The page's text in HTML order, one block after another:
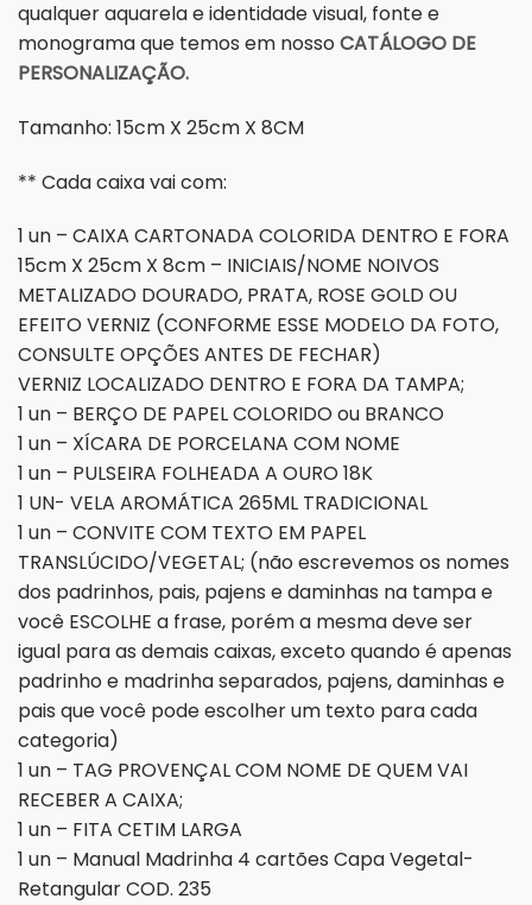
qualquer aquarela e identidade visual, fonte e
monograma que temos em nossoCATÁLOGO DE
PERSONALIZAÇÃO.
Tamanho: 15cm X 25cm X 8CM
** Cada caixa vai com:
1 un – CAIXA CARTONADA COLORIDA DENTRO E FORA
15cm X 25cm X 8cm – INICIAIS/NOME NOIVOS
METALIZADO DOURADO, PRATA, ROSE GOLD OU
EFEITO VERNIZ (CONFORME ESSE MODELO DA FOTO,
CONSULTE OPÇÕES ANTES DE FECHAR)
VERNIZ LOCALIZADO DENTRO E FORA DA TAMPA;
1 un – BERÇO DE PAPEL COLORIDO ou BRANCO
1 un – XÍCARA DE PORCELANA COM NOME
1 un – PULSEIRA FOLHEADA A OURO 18K
1 UN- VELA AROMÁTICA 265ML TRADICIONAL
1 un – CONVITE COM TEXTO EM PAPEL
TRANSLÚCIDO/VEGETAL; (não escrevemos os nomes
dos padrinhos, pais, pajens e daminhas na tampa e
você ESCOLHE a frase, porém a mesma deve ser
igual para as demais caixas, exceto quando é apenas
padrinho e madrinha separados, pajens, daminhas e
pais que você pode escolher um texto para cada
categoria)
1 un – TAG PROVENÇAL COM NOME DE QUEM VAI
RECEBER A CAIXA;
1 un – FITA CETIM LARGA
1 un – Manual Madrinha 4 cartões Capa Vegetal-
Retangular COD. 235